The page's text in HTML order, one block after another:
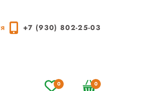
+7 (930) 802-25-03
0 0